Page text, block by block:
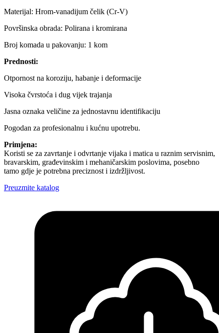
Materijal: Hrom-vanadijum čelik (Cr-V)
Površinska obrada: Polirana i kromirana
Broj komada u pakovanju: 1 kom
Prednosti:
Otpornost na koroziju, habanje i deformacije
Visoka čvrstoća i dug vijek trajanja
Jasna oznaka veličine za jednostavnu identifikaciju
Pogodan za profesionalnu i kućnu upotrebu.
Primjena:
Koristi se za zavrtanje i odvrtanje vijaka i matica u raznim servisnim,
bravarskim, građevinskim i mehaničarskim poslovima, posebno
tamo gdje je potrebna preciznost i izdržljivost.
Preuzmite katalog